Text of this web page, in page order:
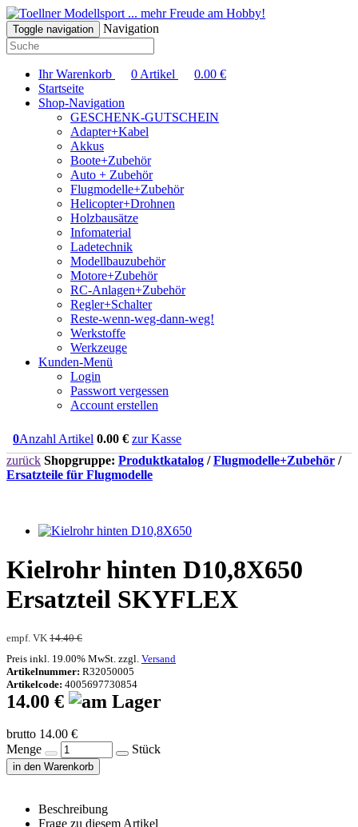
... mehr Freude am Hobby!
Toggle navigation Navigation
Ihr Warenkorb 0 Artikel 0.00 €
Startseite
Shop-Navigation
GESCHENK-GUTSCHEIN
Adapter+Kabel
Akkus
Boote+Zubehör
Auto + Zubehör
Flugmodelle+Zubehör
Helicopter+Drohnen
Holzbausätze
Infomaterial
Ladetechnik
Modellbauzubehör
Motore+Zubehör
RC-Anlagen+Zubehör
Regler+Schalter
Reste-wenn-weg-dann-weg!
Werkstoffe
Werkzeuge
Kunden-Menü
Login
Passwort vergessen
Account erstellen
0Anzahl Artikel 0.00 € zur Kasse
zurück Shopgruppe: Produktkatalog /Flugmodelle+Zubehör /
Ersatzteile für Flugmodelle
Kielrohr hinten D10,8X650
Ersatzteil SKYFLEX
empf. VK 14.40 €
Preis inkl. 19.00% MwSt. zzgl. Versand
Artikelnummer: R32050005
Artikelcode: 4005697730854
14.00 €
brutto 14.00 €
Menge
Stück
in den Warenkorb
Beschreibung
Frage zu diesem Artikel